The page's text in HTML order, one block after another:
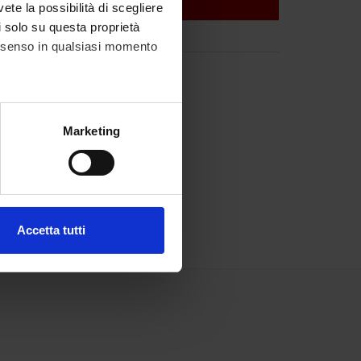
la possibilità di scegliere
su questa proprietà
in qualsiasi momento
metro,Marketing
Accetta tutti